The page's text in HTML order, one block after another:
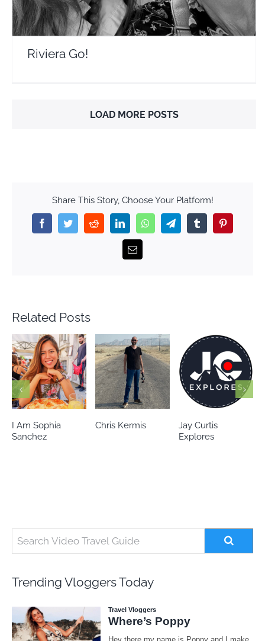
Riviera Go!
LOAD MORE POSTS
Share This Story, Choose Your Platform!
FacebookTwitterRedditLinkedInWhatsAppTelegramTumblr
Email
Related Posts
Chris Kermis
Jay Curtis
Eileen’s world
Trending Vloggers Today